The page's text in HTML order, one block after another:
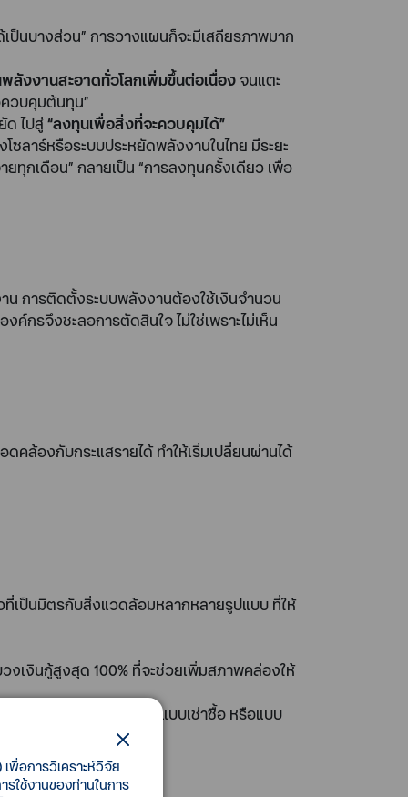
ป็นบางส่วน” การวางแผนก็จะมีเสถียรภาพมาก
ลังงานสะอาดทั่วโลกเพิ่มขึ้นต่อเนื่อง จนแตะ
วบคุมต้นทุน”
ด ไปสู่“ลงทุนเพื่อสิ่งที่จะควบคุมได้”
ซลาร์หรือระบบประหยัดพลังงานในไทย มีระยะ
กเดือน” กลายเป็น “การลงทุนครั้งเดียว เพื่อ
น การติดตั้งระบบพลังงานต้องใช้เงินจำนวน
กรจึงชะลอการตัดสินใจ ไม่ใช่เพราะไม่เห็น
ดคล้องกับกระแสรายได้ ทำให้เริ่มเปลี่ยนผ่านได้
เป็นมิตรกับสิ่งแวดล้อมหลากหลายรูปแบบ ที่ให้
เงินกู้สูงสุด 100% ที่จะช่วยเพิ่มสภาพคล่องให้
ลือกประเภทสินเชื่อได้ทั้งแบบเช่าซื้อ หรือแบบ
พื่อการวิเคราะห์วิจัย
ใช้งานของท่านในการ